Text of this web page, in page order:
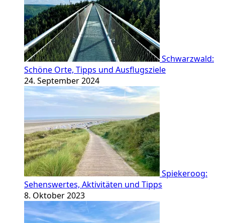
Schwarzwald:
Schöne Orte, Tipps und Ausflugsziele
24. September 2024
Spiekeroog:
Sehenswertes, Aktivitäten und Tipps
8. Oktober 2023